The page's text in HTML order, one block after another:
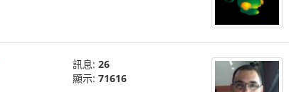
訊息: 26
顯示: 71616